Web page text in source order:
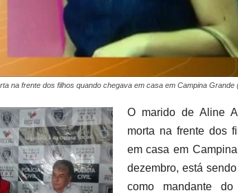
na frente dos filhos quando chegava em casa em Campina
O marido de Aline
morta na frente dos
em casa em
dezembro, está
como mandante do